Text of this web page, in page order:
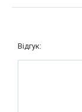
Відгук: